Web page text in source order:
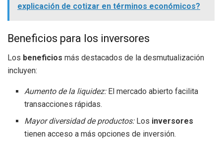
explicación de cotizar en términos económicos?
Beneficios para los inversores
Los beneficios más destacados de la desmutualización
incluyen:
Aumento de la liquidez:El mercado abierto facilita
transacciones rápidas.
Mayor diversidad de productos:Los inversores
tienen acceso a más opciones de inversión.